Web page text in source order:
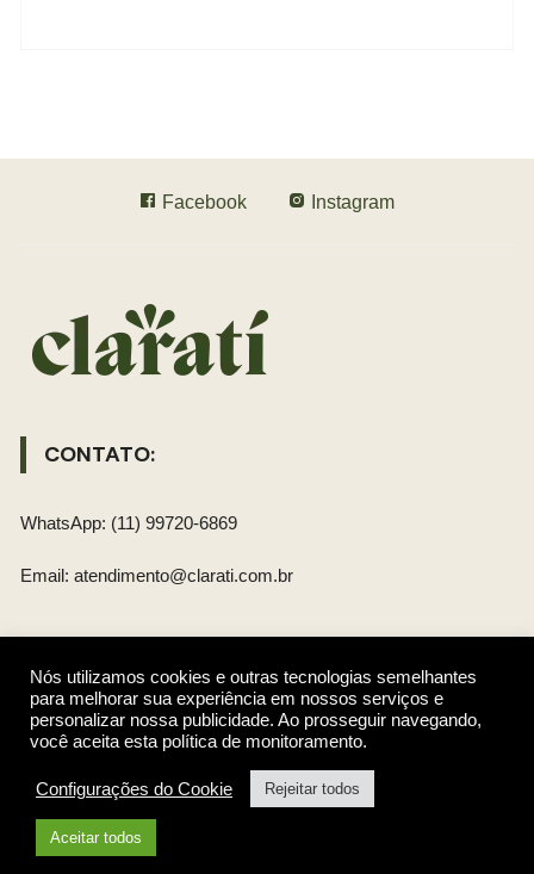
Facebook Instagram
CONTATO:
WhatsApp: (11) 99720-6869
Email: atendimento@clarati.com.br
REDES SOCIAIS
Nós utilizamos cookies e outras tecnologias semelhantes
para melhorar sua experiência em nossos serviços e
personalizar nossa publicidade. Ao prosseguir navegando,
você aceita esta política de monitoramento.
Configurações do Cookie Rejeitar todos
Aceitar todos